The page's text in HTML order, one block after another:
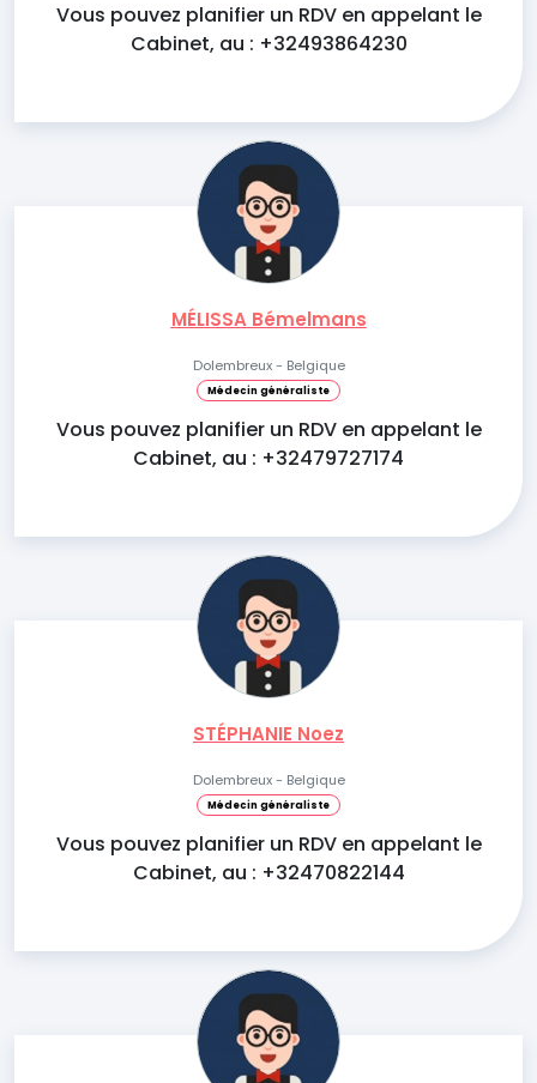
Vous pouvez planifier un RDV en appelant le
Cabinet, au : +32493864230
MÉLISSA Bémelmans
Dolembreux - Belgique
Médecin généraliste
Vous pouvez planifier un RDV en appelant le
Cabinet, au : +32479727174
STÉPHANIE Noez
Dolembreux - Belgique
Médecin généraliste
Vous pouvez planifier un RDV en appelant le
Cabinet, au : +32470822144